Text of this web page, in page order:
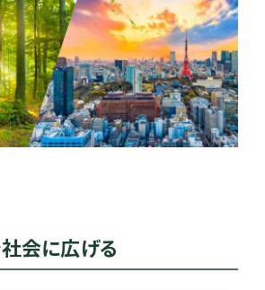
社会に広げる